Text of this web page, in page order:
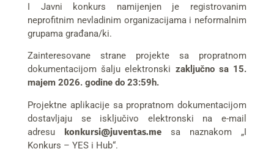
I Javni konkurs namijenjen je registrovanim
neprofitnim nevladinim organizacijama i neformalnim
grupama građana/ki.
Zainteresovane strane projekte sa propratnom
dokumentacijom šalju elektronski zaključno sa 15.
majem 2026. godine do 23:59h.
Projektne aplikacije sa propratnom dokumentacijom
dostavljaju se isključivo elektronski na e-mail
adresu konkursi@juventas.me sa naznakom „I
Konkurs – YES i Hub“.